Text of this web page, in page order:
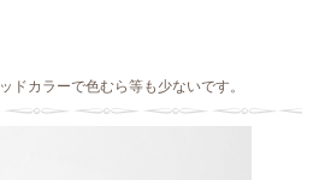
ドカラーで色むら等も少ないです。